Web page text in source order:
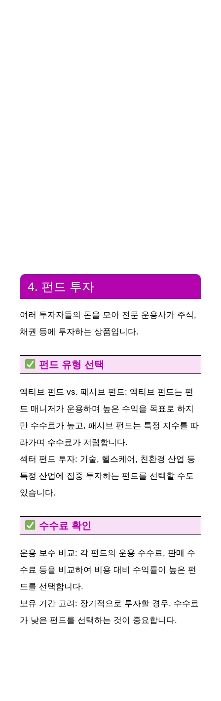
4. 펀드 투자
여러 투자자들의 돈을 모아 전문 운용사가 주식,
채권 등에 투자하는 상품입니다.
펀드 유형 선택
액티브 펀드 vs. 패시브 펀드: 액티브 펀드는 펀
드 매니저가 운용하며 높은 수익을 목표로 하지
만 수수료가 높고, 패시브 펀드는 특정 지수를 따
라가며 수수료가 저렴합니다.
섹터 펀드 투자: 기술, 헬스케어, 친환경 산업 등
특정 산업에 집중 투자하는 펀드를 선택할 수도
있습니다.
수수료 확인
운용 보수 비교: 각 펀드의 운용 수수료, 판매 수
수료 등을 비교하여 비용 대비 수익률이 높은 펀
드를 선택합니다.
보유 기간 고려: 장기적으로 투자할 경우, 수수료
가 낮은 펀드를 선택하는 것이 중요합니다.